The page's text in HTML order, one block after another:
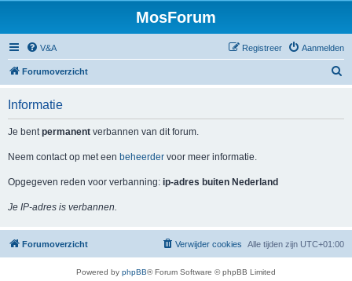
MosForum
V&A Aanmelden
Registreer
Forumoverzicht
Informatie
Je bentpermanent verbannen van dit forum.
Neem contact op met een beheerder voor meer informatie.
Opgegeven reden voor verbanning: ip-adres buiten Nederland
Je IP-adres is verbannen.
Forumoverzicht Alle tijden zijn UTC+01:00
Verwijder cookies
Powered by phpBB® Forum Software © phpBB Limited